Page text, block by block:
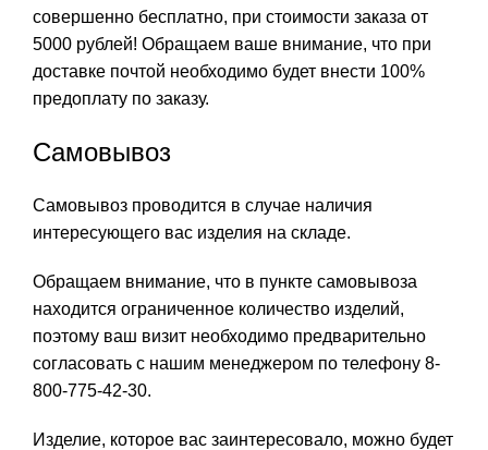
совершенно бесплатно, при стоимости заказа от
5000 рублей! Обращаем ваше внимание, что при
доставке почтой необходимо будет внести 100%
предоплату по заказу.
Самовывоз
Самовывоз проводится в случае наличия
интересующего вас изделия на складе.
Обращаем внимание, что в пункте самовывоза
находится ограниченное количество изделий,
поэтому ваш визит необходимо предварительно
согласовать с нашим менеджером по телефону 8-
800-775-42-30.
Изделие, которое вас заинтересовало, можно будет